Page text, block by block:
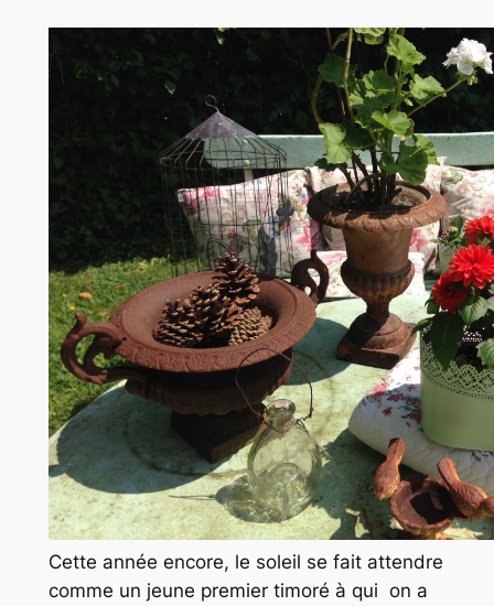
Cette année encore, le soleil se fait attendre
comme un jeune premier timoré à qui on a